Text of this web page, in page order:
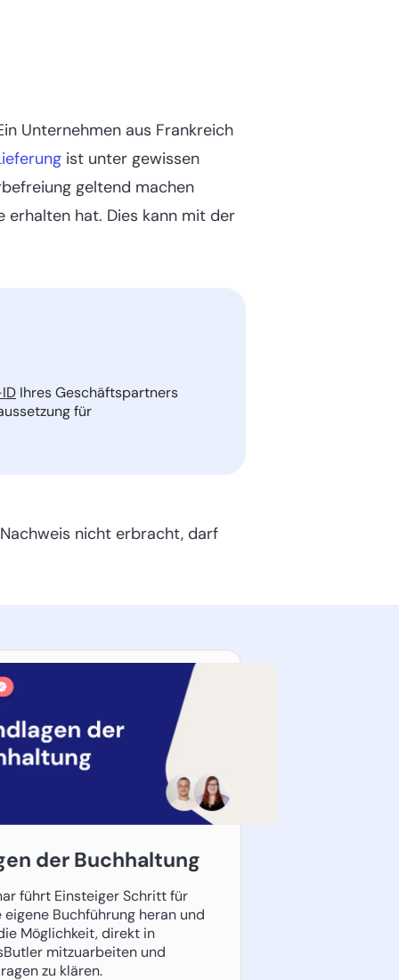
Unternehmen aus Frankreich
ist unter gewissen
geltend machen
erhalten hat. Dies kann mit der
Ihres Geschäftspartners
für
nicht erbracht, darf
der Buchhaltung
führt Einsteiger Schritt für
Buchführung heran und
Möglichkeit, direkt in
mitzuarbeiten und
zu klären.